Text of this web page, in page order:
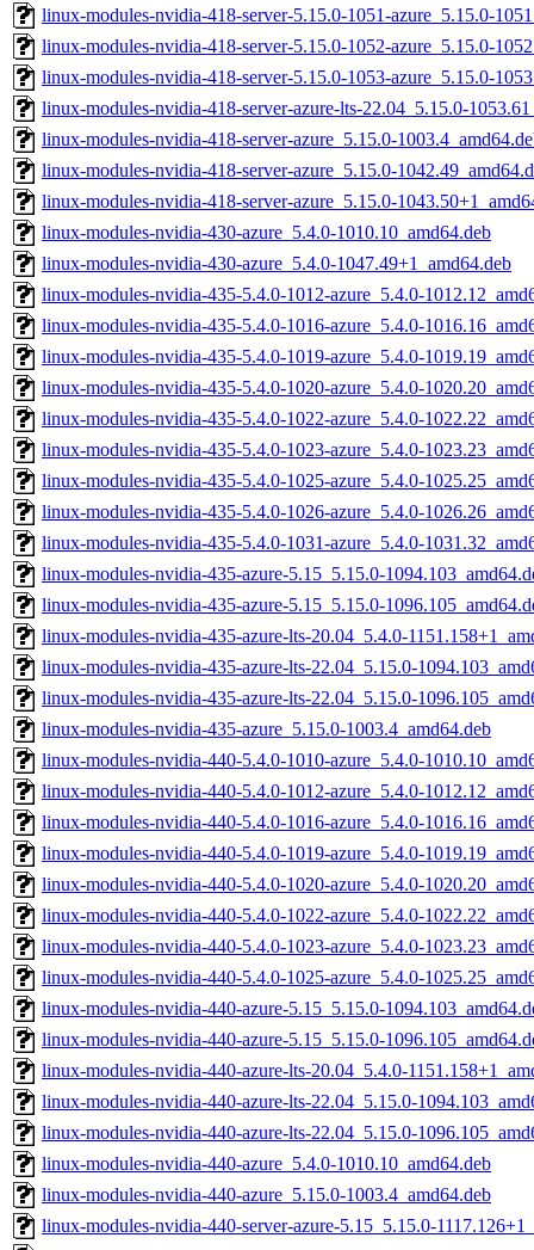
linux-modules-nvidia-418-server-5.15.0-1051-azure_5.15.0-
linux-modules-nvidia-418-server-5.15.0-1052-azure_5.15.0-
linux-modules-nvidia-418-server-5.15.0-1053-azure_5.15.0-
linux-modules-nvidia-418-server-azure-lts-22.04_5.15.0-
linux-modules-nvidia-418-server-azure_5.15.0-
linux-modules-nvidia-418-server-azure_5.15.0-
linux-modules-nvidia-418-server-azure_5.15.0-
linux-modules-nvidia-430-azure_5.4.0-1010.10_amd64.deb
linux-modules-nvidia-430-azure_5.4.0-1047.49+1_amd64.deb
linux-modules-nvidia-435-5.4.0-1012-azure_5.4.0-
linux-modules-nvidia-435-5.4.0-1016-azure_5.4.0-
linux-modules-nvidia-435-5.4.0-1019-azure_5.4.0-
linux-modules-nvidia-435-5.4.0-1020-azure_5.4.0-
linux-modules-nvidia-435-5.4.0-1022-azure_5.4.0-
linux-modules-nvidia-435-5.4.0-1023-azure_5.4.0-
linux-modules-nvidia-435-5.4.0-1025-azure_5.4.0-
linux-modules-nvidia-435-5.4.0-1026-azure_5.4.0-
linux-modules-nvidia-435-5.4.0-1031-azure_5.4.0-
linux-modules-nvidia-435-azure-5.15_5.15.0-
linux-modules-nvidia-435-azure-5.15_5.15.0-
linux-modules-nvidia-435-azure-lts-20.04_5.4.0-
linux-modules-nvidia-435-azure-lts-22.04_5.15.0-
linux-modules-nvidia-435-azure-lts-22.04_5.15.0-
linux-modules-nvidia-435-azure_5.15.0-1003.4_amd64.deb
linux-modules-nvidia-440-5.4.0-1010-azure_5.4.0-
linux-modules-nvidia-440-5.4.0-1012-azure_5.4.0-
linux-modules-nvidia-440-5.4.0-1016-azure_5.4.0-
linux-modules-nvidia-440-5.4.0-1019-azure_5.4.0-
linux-modules-nvidia-440-5.4.0-1020-azure_5.4.0-
linux-modules-nvidia-440-5.4.0-1022-azure_5.4.0-
linux-modules-nvidia-440-5.4.0-1023-azure_5.4.0-
linux-modules-nvidia-440-5.4.0-1025-azure_5.4.0-
linux-modules-nvidia-440-azure-5.15_5.15.0-
linux-modules-nvidia-440-azure-5.15_5.15.0-
linux-modules-nvidia-440-azure-lts-20.04_5.4.0-
linux-modules-nvidia-440-azure-lts-22.04_5.15.0-
linux-modules-nvidia-440-azure-lts-22.04_5.15.0-
linux-modules-nvidia-440-azure_5.4.0-1010.10_amd64.deb
linux-modules-nvidia-440-azure_5.15.0-1003.4_amd64.deb
linux-modules-nvidia-440-server-azure-5.15_5.15.0-